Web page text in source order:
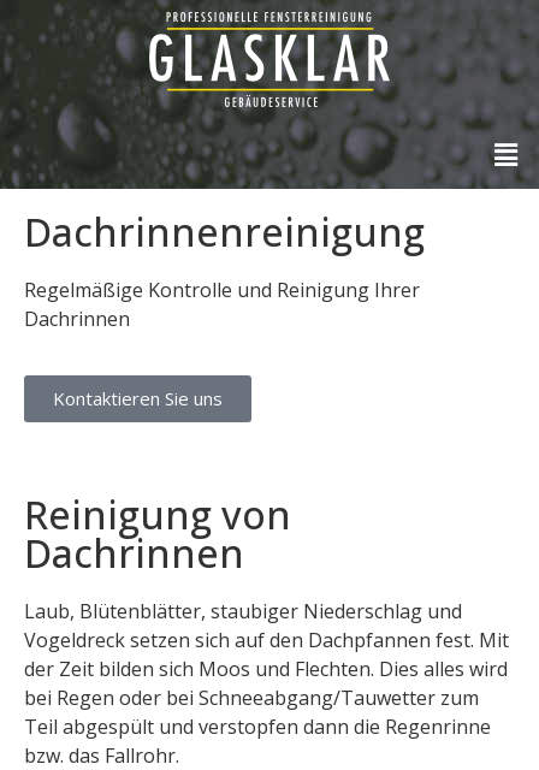
Dachrinnenreinigung
Regelmäßige Kontrolle und Reinigung Ihrer
Dachrinnen
Kontaktieren Sie uns
Reinigung von
Dachrinnen
Laub, Blütenblätter, staubiger Niederschlag und
Vogeldreck setzen sich auf den Dachpfannen fest. Mit
der Zeit bilden sich Moos und Flechten. Dies alles wird
bei Regen oder bei Schneeabgang/Tauwetter zum
Teil abgespült und verstopfen dann die Regenrinne
bzw. das Fallrohr.